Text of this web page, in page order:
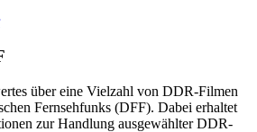
über eine Vielzahl von DDR-Filmen
Fernsehfunks (DFF). Dabei erhaltet
zur Handlung ausgewählter DDR-